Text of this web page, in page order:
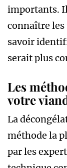
importants.
connaître les
savoir
serait plus
Les
votre
La
méthode la
par les